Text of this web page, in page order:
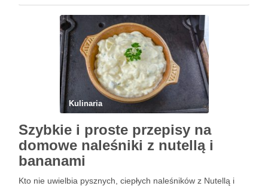
dania, które …
Kulinaria
Szybkie i proste przepisy na
domowe naleśniki z nutellą i
bananami
Kto nie uwielbia pysznych, ciepłych naleśników z Nutellą i